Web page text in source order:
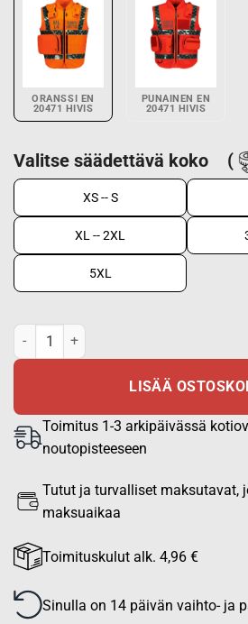
ORANSSI EN
20471 HIVIS
PUNAINEN EN
20471 HIVIS
Valitse säädettävä koko (
XS -- S
XL -- 2XL
5XL
Huomioliivi/Varusteliivi EN 20471
LISÄÄ
Toimitus 1-3 arkipäivässä
noutopisteeseen
Tutut ja turvalliset maksutavat,
maksuaikaa
Toimituskulut alk. 4,96 €
Sinulla on 14 päivän vaihto- ja